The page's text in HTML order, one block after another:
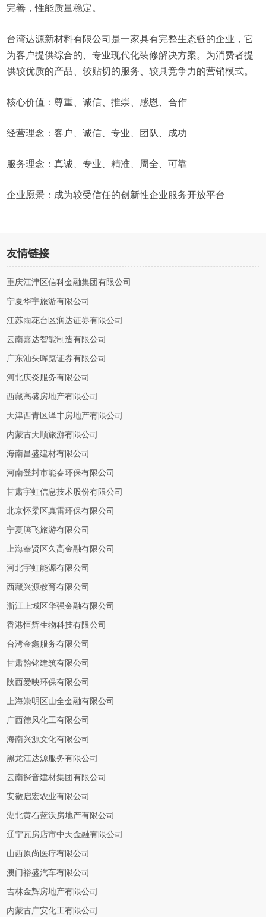
完善，性能质量稳定。
台湾达源新材料有限公司是一家具有完整生态链的企业，它
为客户提供综合的、专业现代化装修解决方案。为消费者提
供较优质的产品、较贴切的服务、较具竞争力的营销模式。
核心价值：尊重、诚信、推崇、感恩、合作
经营理念：客户、诚信、专业、团队、成功
服务理念：真诚、专业、精准、周全、可靠
企业愿景：成为较受信任的创新性企业服务开放平台
友情链接
重庆江津区信科金融集团有限公司
宁夏华宇旅游有限公司
江苏雨花台区润达证券有限公司
云南嘉达智能制造有限公司
广东汕头晖览证券有限公司
河北庆炎服务有限公司
西藏高盛房地产有限公司
天津西青区泽丰房地产有限公司
内蒙古天顺旅游有限公司
海南昌盛建材有限公司
河南登封市能春环保有限公司
甘肃宇虹信息技术股份有限公司
北京怀柔区真雷环保有限公司
宁夏腾飞旅游有限公司
上海奉贤区久高金融有限公司
河北宇虹能源有限公司
西藏兴源教育有限公司
浙江上城区华强金融有限公司
香港恒辉生物科技有限公司
台湾金鑫服务有限公司
甘肃翰铭建筑有限公司
陕西爱映环保有限公司
上海崇明区山全金融有限公司
广西德风化工有限公司
海南兴源文化有限公司
黑龙江达源服务有限公司
云南探音建材集团有限公司
安徽启宏农业有限公司
湖北黄石蓝沃房地产有限公司
辽宁瓦房店市中天金融有限公司
山西原尚医疗有限公司
澳门裕盛汽车有限公司
吉林金辉房地产有限公司
内蒙古广安化工有限公司